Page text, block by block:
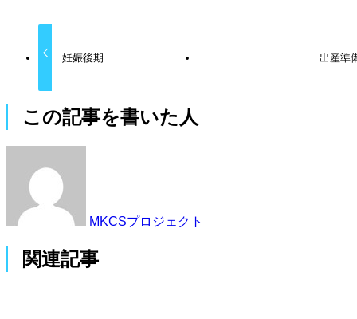
妊娠後期 出産準
この記事を書いた人
MKCSプロジェクト
関連記事